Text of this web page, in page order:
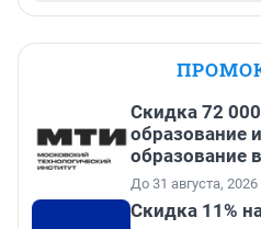
Скидка 72
образование
образование
До 31 августа, 2026
Скидка 11%